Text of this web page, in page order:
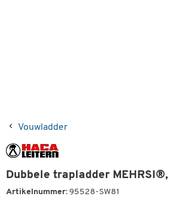
Vouwladder
Dubbele trapladder
Artikelnummer: 95528-SW81